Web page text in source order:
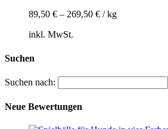
89,50 € – 269,50 € /kg
inkl. MwSt.
Suchen
Suchen nach:
Neue Bewertungen